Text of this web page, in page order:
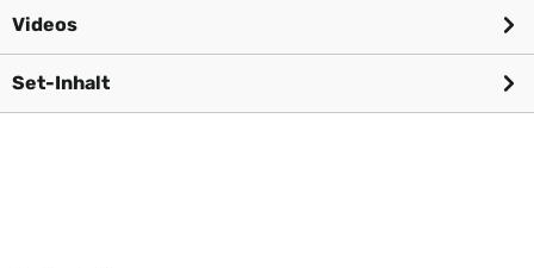
Videos
Set-Inhalt